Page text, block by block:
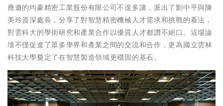
應邀的均豪精密工業股份有限公司不遑多讓，派出了劉中平與陳
美玲資深處長，分享了對智慧精密機械人才需求和挑戰的看法，
對雲科大的學術研究和產業合作以優質人才都讚不絕口。這場論
壇不僅促進了眾多學界和產業之間的交流和合作，更為國立雲林
科技大學奠定了在智慧製造領域更穩固的基石。